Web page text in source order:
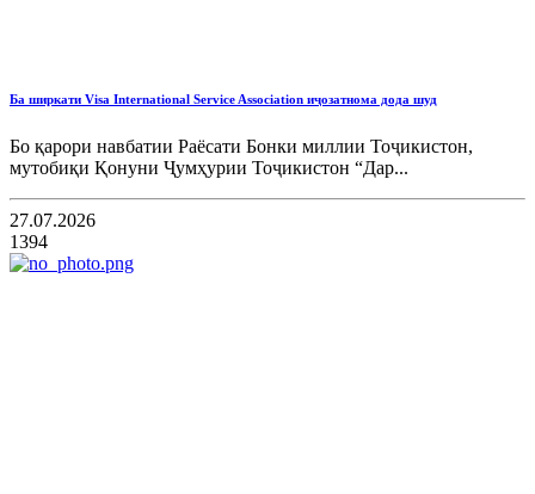
Ба ширкати Visa International Service Association иҷозатнома дода шуд
Бо қарори навбатии Раёсати Бонки миллии Тоҷикистон,
мутобиқи Қонуни Ҷумҳурии Тоҷикистон “Дар...
27.07.2026
1394